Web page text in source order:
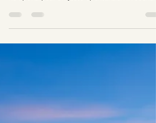
na apokalipsu. Umjesto spektakularnih scena
čovječanstvo zna da mu je preostalo još samo
nekoliko mjeseci. Ogroman planet
nezaustavljivo se približava Zemlji i sudar je